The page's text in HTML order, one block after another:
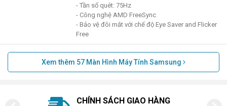
- Tần số quét: 75Hz
- Công nghệ AMD FreeSync
- Bảo vệ đôi mắt với chế độ Eye Saver and Flicker
Free
Xem thêm 57 Màn Hình Máy Tính Samsung
CHÍNH SÁCH GIAO HÀNG